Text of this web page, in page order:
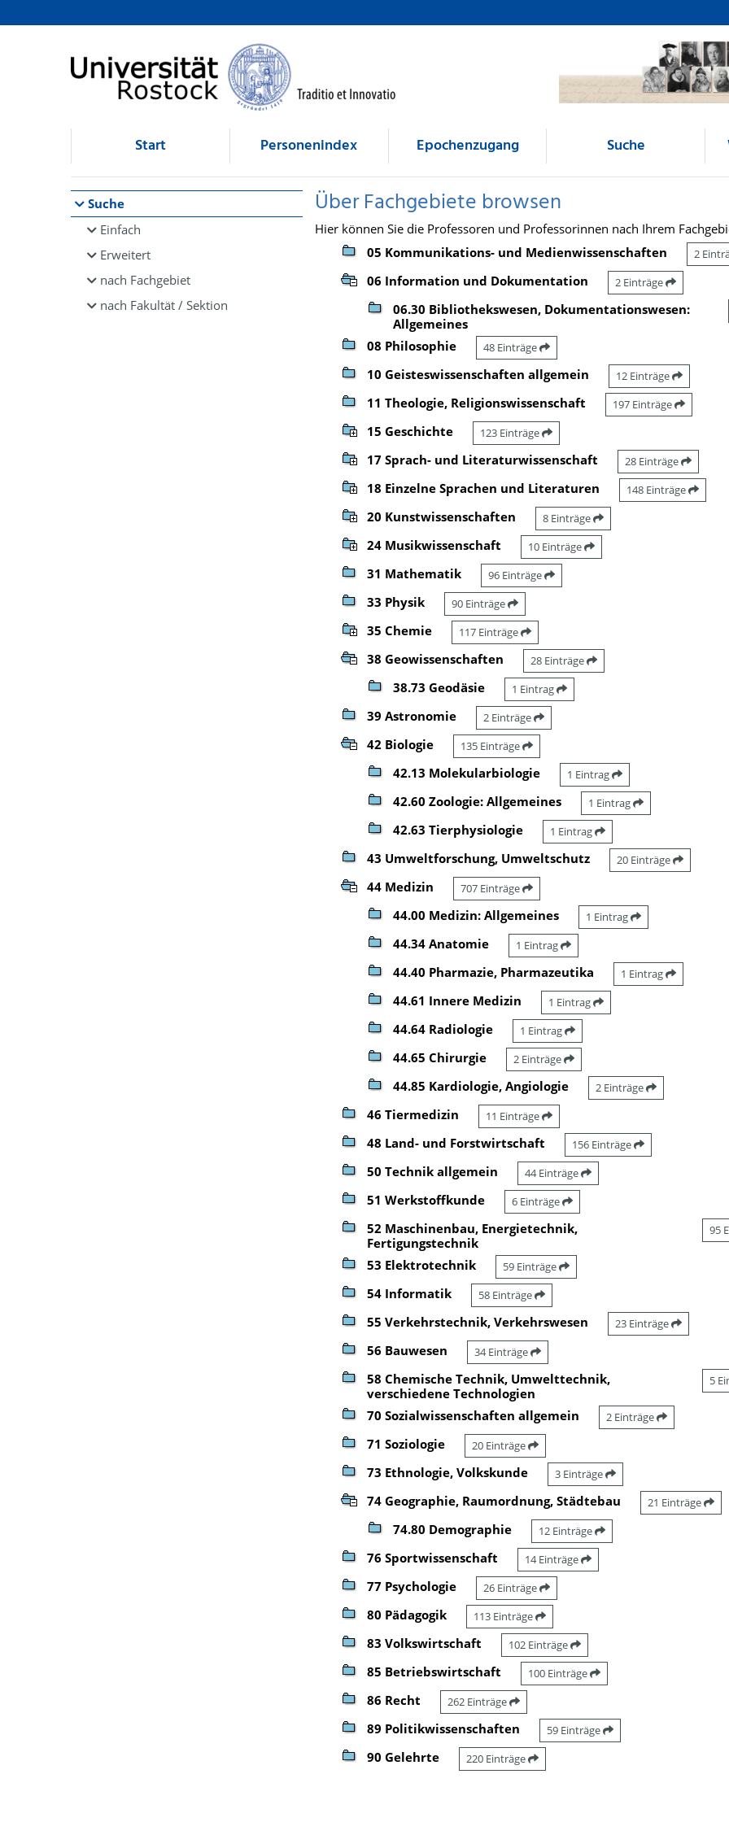
Browsen
direkt zum Inhalt
Start Personenindex Epochenzugang Suche
Suche
Einfach
Erweitert
nach Fachgebiet
nach Fakultät / Sektion
Über Fachgebiete browsen
Hier können Sie die Professoren und Professorinnen nach Ihrem
05 Kommunikations- und Medienwissenschaften
2
06 Information und Dokumentation 2 Einträge
06.30 Bibliothekswesen, Dokumentationswesen:
Allgemeines
08 Philosophie 48 Einträge
10 Geisteswissenschaften allgemein 12 Einträge
11 Theologie, Religionswissenschaft 197 Einträge
15 Geschichte 123 Einträge
17 Sprach- und Literaturwissenschaft 28 Einträge
18 Einzelne Sprachen und Literaturen 148 Einträge
20 Kunstwissenschaften 8 Einträge
24 Musikwissenschaft 10 Einträge
31 Mathematik 96 Einträge
33 Physik 90 Einträge
35 Chemie 117 Einträge
38 Geowissenschaften 28 Einträge
38.73 Geodäsie 1 Eintrag
39 Astronomie 2 Einträge
42 Biologie 135 Einträge
42.13 Molekularbiologie 1 Eintrag
42.60 Zoologie: Allgemeines 1 Eintrag
42.63 Tierphysiologie 1 Eintrag
43 Umweltforschung, Umweltschutz 20 Einträge
44 Medizin 707 Einträge
44.00 Medizin: Allgemeines 1 Eintrag
44.34 Anatomie 1 Eintrag
44.40 Pharmazie, Pharmazeutika 1 Eintrag
44.61 Innere Medizin 1 Eintrag
44.64 Radiologie 1 Eintrag
44.65 Chirurgie 2 Einträge
44.85 Kardiologie, Angiologie 2 Einträge
46 Tiermedizin 11 Einträge
48 Land- und Forstwirtschaft 156 Einträge
50 Technik allgemein 44 Einträge
51 Werkstoffkunde 6 Einträge
52 Maschinenbau, Energietechnik,
Fertigungstechnik
95
53 Elektrotechnik 59 Einträge
54 Informatik 58 Einträge
55 Verkehrstechnik, Verkehrswesen 23 Einträge
56 Bauwesen 34 Einträge
58 Chemische Technik, Umwelttechnik,
verschiedene Technologien
5
70 Sozialwissenschaften allgemein 2 Einträge
71 Soziologie 20 Einträge
73 Ethnologie, Volkskunde 3 Einträge
74 Geographie, Raumordnung, Städtebau 21 Einträge
74.80 Demographie 12 Einträge
76 Sportwissenschaft 14 Einträge
77 Psychologie 26 Einträge
80 Pädagogik 113 Einträge
83 Volkswirtschaft 102 Einträge
85 Betriebswirtschaft 100 Einträge
86 Recht 262 Einträge
89 Politikwissenschaften 59 Einträge
90 Gelehrte 220 Einträge